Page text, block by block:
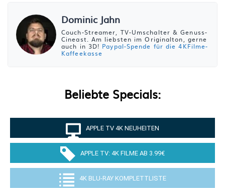
Dominic Jahn
Couch-Streamer, TV-Umschalter & Genuss-
Cineast. Am liebsten im Originalton, gerne
auch in 3D! Paypal-Spende für die 4KFilme-
Kaffeekasse
Beliebte Specials:
APPLE TV 4K NEUHEITEN
APPLE TV: 4K FILME AB 3.99€
4K BLU-RAY KOMPLETTLISTE